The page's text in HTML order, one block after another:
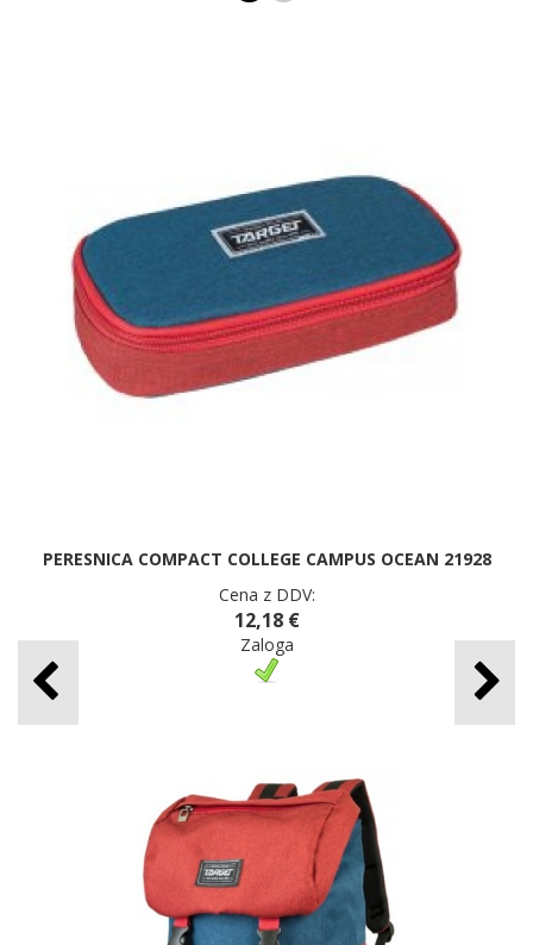
PERESNICA COMPACT COLLEGE CAMPUS OCEAN 21928
Cena z DDV:
12,18 €
Zaloga